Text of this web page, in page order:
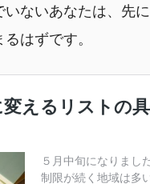
ないあなたは、先
はずです。